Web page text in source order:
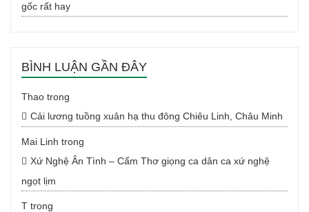
gốc rất hay
BÌNH LUẬN GẦN ĐÂY
Thao trong
Cải lương tuồng xuân hạ thu đông Chiêu Linh, Châu Minh
Mai Linh trong
Xứ Nghệ Ân Tình – Cẩm Thơ giọng ca dân ca xứ nghệ
ngọt lịm
T trong